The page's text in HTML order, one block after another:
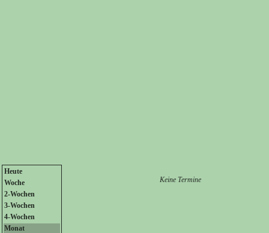
Heute
Woche
2-Wochen
3-Wochen
4-Wochen
Monat
Keine Termine